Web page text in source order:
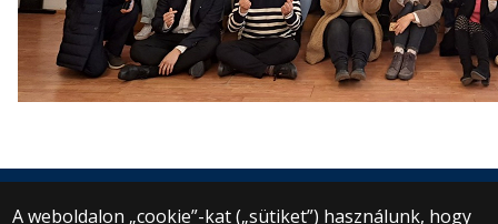
A weboldalon „cookie”-kat („sütiket”) használunk, hogy